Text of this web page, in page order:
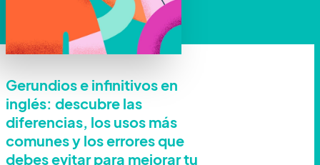
Gerundios e infinitivos en
inglés: descubre las
diferencias, los usos más
comunes y los errores que
debes evitar para mejorar tu